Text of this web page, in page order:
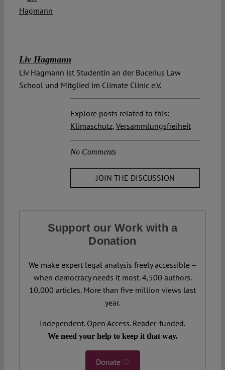
Liv Hagmann
Liv Hagmann ist Studentin an der Bucerius Law
School und Mitglied im Climate Clinic e.V.
Explore posts related to this:
Klimaschutz, Versammlungsfreiheit
No Comments
JOIN THE DISCUSSION
Support our Work with a
Donation
We make expert legal analysis freely accessible –
when democracy needs it most. 4,500 authors.
10,000 articles. More than five million views last
year.
Independent. Open Access. Reader-funded.
We need your help to keep it that way.
Donate ♡